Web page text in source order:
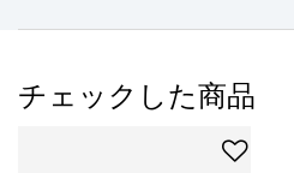
チェックした商品